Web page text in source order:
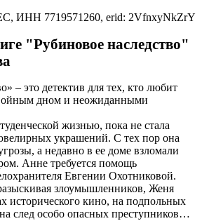
ИНН 7719571260, erid: 2VfnxyNkZrY
"Рубиновое наследство"
– это детектив для тех, кто любит
дном и неожиданными
жизнью, пока не стала
украшений. С тех пор она
а недавно в ее доме взломали
Анне требуется помощь
Евгении Охотниковой.
злоумышленников, Женя
исторического кино, на подпольных
след особо опасных преступников…